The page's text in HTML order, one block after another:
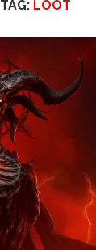
TAG: LOOT